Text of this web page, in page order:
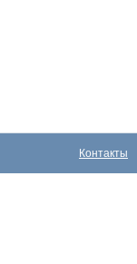
Контакты